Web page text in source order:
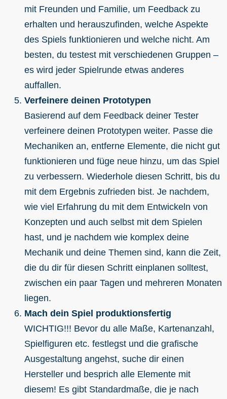
mit Freunden und Familie, um Feedback zu
erhalten und herauszufinden, welche Aspekte
des Spiels funktionieren und welche nicht. Am
besten, du testest mit verschiedenen Gruppen –
es wird jeder Spielrunde etwas anderes
auffallen.
Verfeinere deinen Prototypen
Basierend auf dem Feedback deiner Tester
verfeinere deinen Prototypen weiter. Passe die
Mechaniken an, entferne Elemente, die nicht gut
funktionieren und füge neue hinzu, um das Spiel
zu verbessern. Wiederhole diesen Schritt, bis du
mit dem Ergebnis zufrieden bist. Je nachdem,
wie viel Erfahrung du mit dem Entwickeln von
Konzepten und auch selbst mit dem Spielen
hast, und je nachdem wie komplex deine
Mechanik und deine Themen sind, kann die Zeit,
die du dir für diesen Schritt einplanen solltest,
zwischen ein paar Tagen und mehreren Monaten
liegen.
Mach dein Spiel produktionsfertig
WICHTIG!!! Bevor du alle Maße, Kartenanzahl,
Spielfiguren etc. festlegst und die grafische
Ausgestaltung angehst, suche dir einen
Hersteller und besprich alle Elemente mit
diesem! Es gibt Standardmaße, die je nach